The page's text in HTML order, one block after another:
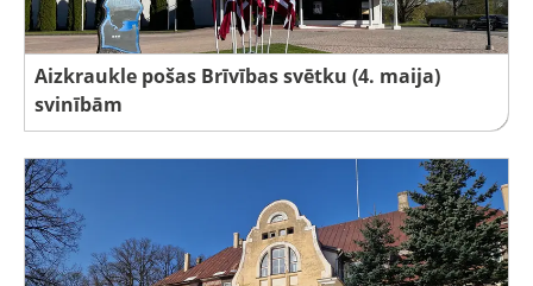
Aizkraukle pošas Brīvības svētku (4. maija)
svinībām